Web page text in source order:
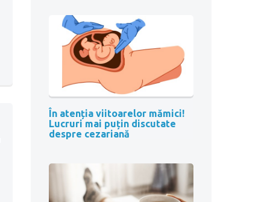
În atenția viitoarelor mămici!
Lucruri mai puțin discutate
despre cezariană